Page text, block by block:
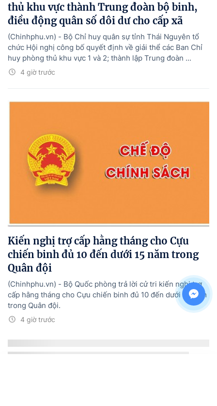
thủ khu vực thành Trung đoàn bộ binh,
điều động quân số dôi dư cho cấp xã
4 giờ trước
(Chinhphu.vn) - Bộ Chỉ huy quân sự tỉnh Thái Nguyên tổ
chức Hội nghị công bố quyết định về giải thể các Ban Chỉ
huy phòng thủ khu vực 1 và 2; thành lập Trung đoàn ...
Kiến nghị trợ cấp hằng tháng cho Cựu
chiến binh đủ 10 đến dưới 15 năm trong
Quân đội
4 giờ trước
(Chinhphu.vn) - Bộ Quốc phòng trả lời cử tri kiến nghị trợ
cấp hằng tháng cho Cựu chiến binh đủ 10 đến dưới 15 năm
trong Quân đội.